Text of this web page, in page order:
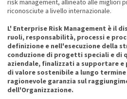
risk management, allineato alle migliori
riconosciute a livello internazionale.
L' Enterprise Risk Management è il
ruoli, responsabilità, processi e
definizione e nell'esecuzione della
conduzione di progetti speciali e di
aziendale, finalizzati a supportare
di valore sostenibile a lungo termine
ragionevole garanzia sul
dell'Organizzazione.